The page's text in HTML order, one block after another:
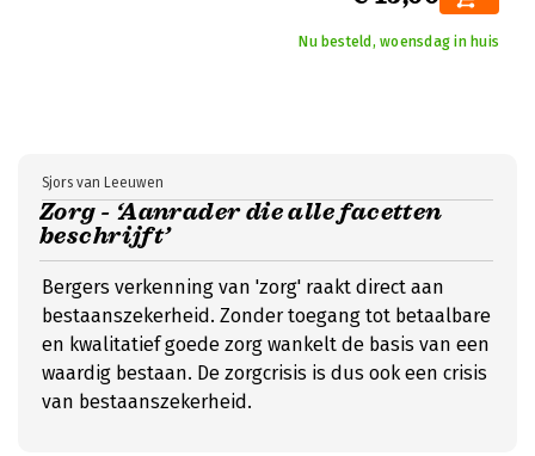
Nu besteld, woensdag in huis
Zorg - ‘Aanrader die alle facetten
beschrijft’
Sjors van Leeuwen
Bergers verkenning van 'zorg' raakt direct aan
bestaanszekerheid. Zonder toegang tot betaalbare
en kwalitatief goede zorg wankelt de basis van een
waardig bestaan. De zorgcrisis is dus ook een crisis
van bestaanszekerheid.